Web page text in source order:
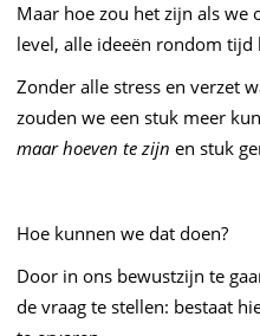
Maar hoe zou het zijn als we
level, alle ideeën rondom tijd
Zonder alle stress en verzet
zouden we een stuk meer
maar hoeven te zijn en stuk
Hoe kunnen we dat doen?
Door in ons bewustzijn te
de vraag te stellen: bestaat